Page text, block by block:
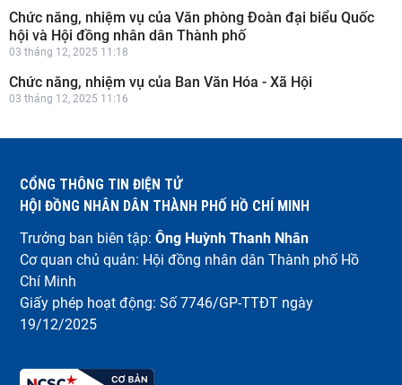
Luật Hoạt động giám sát của Quốc hội và Hội đồng nhân dân và các
văn bản hướng dẫn thi hành. Điều 74. Giám sát của Tổ đại biểu Hội
đồng nhân dân (Luật Hoạt động giám sát của Quốc hội và Hội đồng
nhân dân số 87/2015/QH13): Tổ đại biểu HĐND ...
Chức năng, nhiệm vụ của Văn phòng Đoàn đại biểu Quốc
hội và Hội đồng nhân dân Thành phố
03 tháng 12, 2025 11:18
Chức năng, nhiệm vụ của Ban Văn Hóa - Xã Hội
03 tháng 12, 2025 11:16
CỔNG THÔNG TIN ĐIỆN TỬ
HỘI ĐỒNG NHÂN DÂN THÀNH PHỐ HỒ CHÍ MINH
Trưởng ban biên tập: Ông Huỳnh Thanh Nhân
Cơ quan chủ quản: Hội đồng nhân dân Thành phố Hồ
Chí Minh
Giấy phép hoạt động: Số 7746/GP-TTĐT ngày
19/12/2025